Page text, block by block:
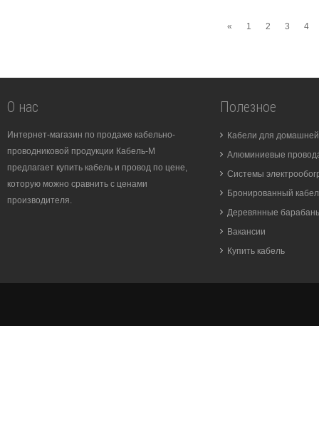
« 1 2 3 4
О нас
Интернет-магазин по продаже кабельно-
проводниковой продукции Кабель-М
предлагает купить кабель и провод по цене,
которую можно сравнить с ценами
производителя.
Полезное
Кабели для
Алюминиевые
Системы
Бронированный
Деревянные
Вакансии
Купить кабель